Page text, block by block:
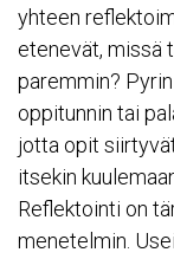
yhteen
etenevät, missä
paremmin?
oppitunnin tai
jotta opit
itsekin
Reflektointi on
menetelmin.